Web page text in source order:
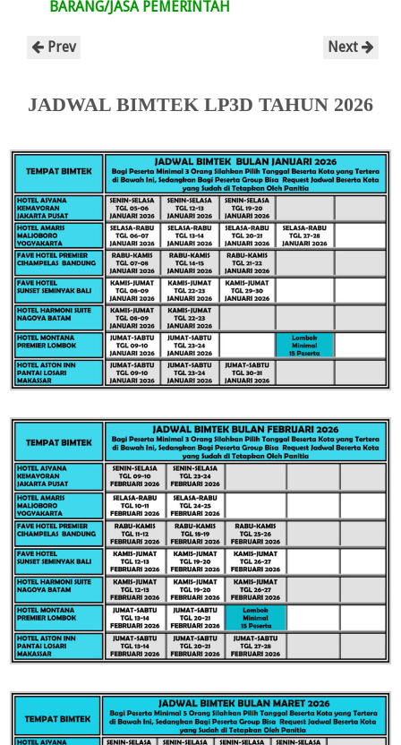
BARANG/JASA PEMERINTAH
Next
Prev
JADWAL BIMTEK LP3D TAHUN 2026